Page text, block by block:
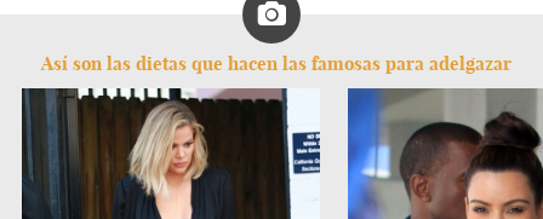
Así son las dietas que hacen las famosas para adelgazar